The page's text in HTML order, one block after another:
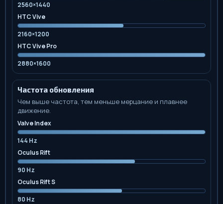
2560×1440
HTC Vive
2160×1200
HTC Vive Pro
2880×1600
Частота обновления
Чем выше частота, тем меньше мерцание и плавнее
движение.
Valve Index
144 Hz
Oculus Rift
90 Hz
Oculus Rift S
80 Hz